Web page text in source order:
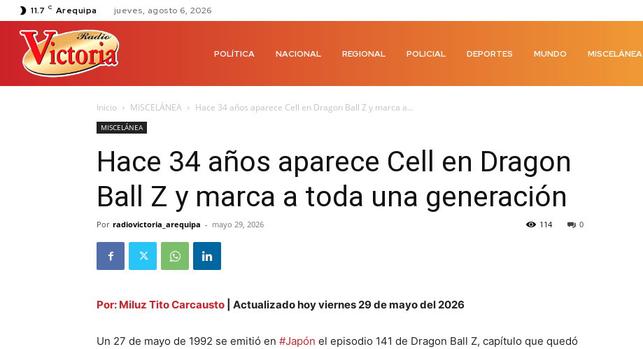
11.7 C Arequipa jueves, agosto 6, 2026
POLÍTICA NACIONAL REGIONAL POLICIAL DEPORTES MUNDO MISCELÁNEA
Inicio MISCELÁNEA Hace 34 años aparece Cell en Dragon Ball Z y marca a...
MISCELÁNEA
Hace 34 años aparece Cell en Dragon
Ball Z y marca a toda una generación
Por radiovictoria_arequipa - mayo 29, 2026 0
114
Por: Miluz Tito Carcausto | Actualizado hoy viernes 29 de mayo del 2026
Un 27 de mayo de 1992 se emitió en #Japón el episodio 141 de Dragon Ball Z, capítulo que quedó